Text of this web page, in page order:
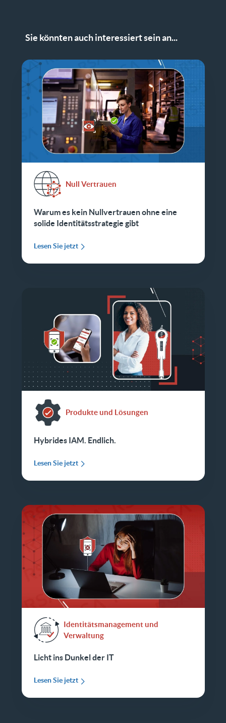
Sie könnten auch interessiert sein an...
Null Vertrauen
Warum es kein Nullvertrauen ohne eine
solide Identitätsstrategie gibt
Lesen Sie jetzt
Produkte und Lösungen
Hybrides IAM. Endlich.
Lesen Sie jetzt
Identitätsmanagement und
Verwaltung
Licht ins Dunkel der IT
Lesen Sie jetzt